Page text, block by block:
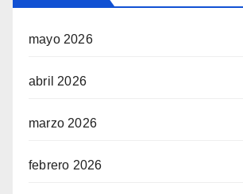
mayo 2026
abril 2026
marzo 2026
febrero 2026